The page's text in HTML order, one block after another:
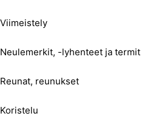
Viimeistely
Neulemerkit, -lyhenteet ja termit
Reunat, reunukset
Koristelu